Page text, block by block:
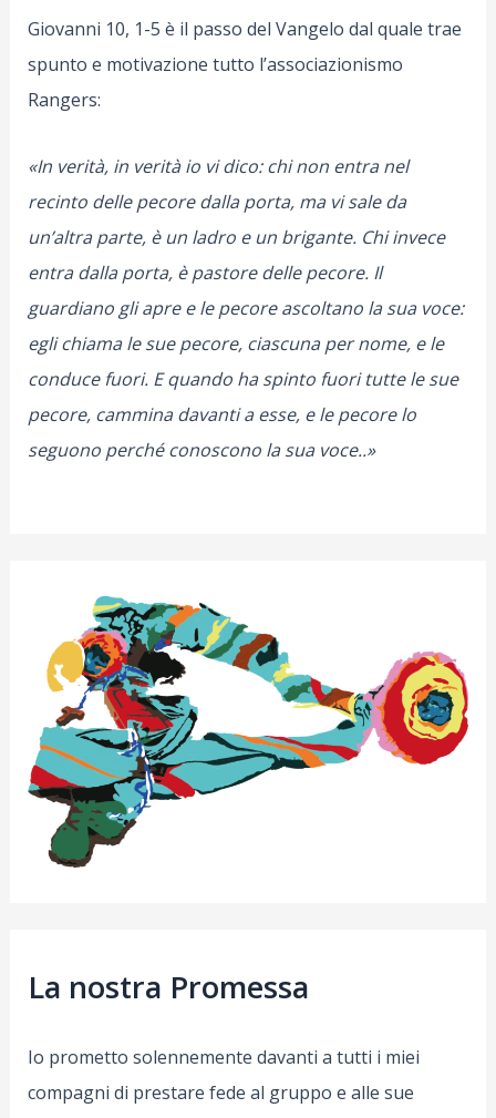
Giovanni 10, 1-5 è il passo del Vangelo dal quale trae
spunto e motivazione tutto l’associazionismo
Rangers:
«In verità, in verità io vi dico: chi non entra nel
recinto delle pecore dalla porta, ma vi sale da
un’altra parte, è un ladro e un brigante. Chi invece
entra dalla porta, è pastore delle pecore. Il
guardiano gli apre e le pecore ascoltano la sua voce:
egli chiama le sue pecore, ciascuna per nome, e le
conduce fuori. E quando ha spinto fuori tutte le sue
pecore, cammina davanti a esse, e le pecore lo
seguono perché conoscono la sua voce..»
La nostra Promessa
Io prometto solennemente davanti a tutti i miei
compagni di prestare fede al gruppo e alle sue